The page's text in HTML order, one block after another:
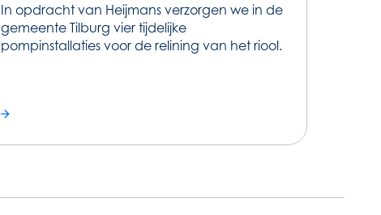
In opdracht van Heijmans verzorgen we in de
gemeente Tilburg vier tijdelijke
pompinstallaties voor de relining van het riool.